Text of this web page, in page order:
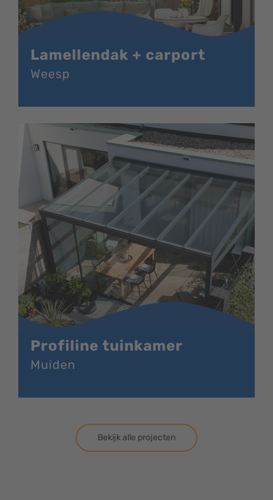
Lamellendak + carport
Weesp
Profiline tuinkamer
Muiden
Bekijk alle projecten